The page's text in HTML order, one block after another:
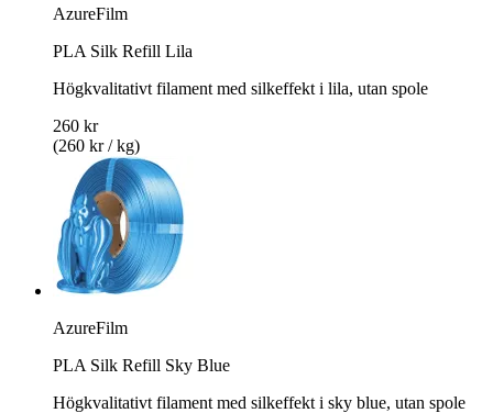
AzureFilm
PLA Silk Refill Lila
Högkvalitativt filament med silkeffekt i lila, utan spole
260 kr
(260 kr / kg)
AzureFilm
PLA Silk Refill Sky Blue
Högkvalitativt filament med silkeffekt i sky blue, utan spole